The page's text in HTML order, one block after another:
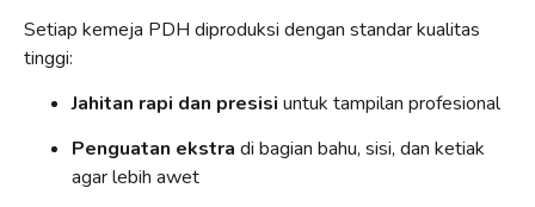
Setiap kemeja PDH diproduksi dengan standar kualitas
tinggi:
Jahitan rapi dan presisi untuk tampilan profesional
Penguatan ekstra di bagian bahu, sisi, dan ketiak
agar lebih awet